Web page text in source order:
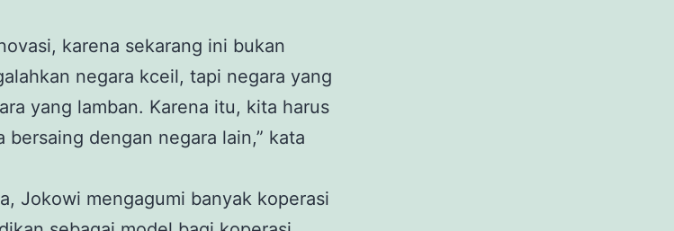
karena sekarang ini bukan
negara kceil, tapi negara yang
yang lamban. Karena itu, kita harus
bersaing dengan negara lain,” kata
Jokowi mengagumi banyak koperasi